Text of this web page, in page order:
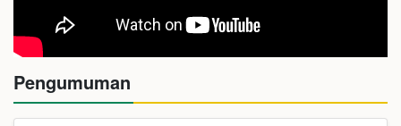
Pengumuman